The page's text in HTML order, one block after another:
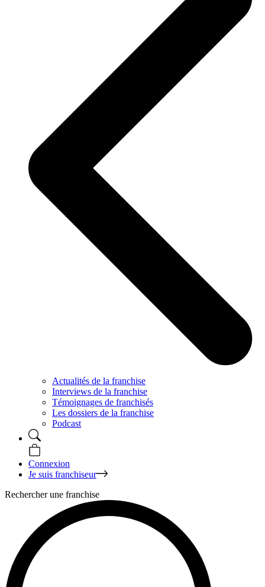
Actualités de la franchise
Interviews de la franchise
Témoignages de franchisés
Les dossiers de la franchise
Podcast
Connexion
Je suis franchiseur
Rechercher une franchise